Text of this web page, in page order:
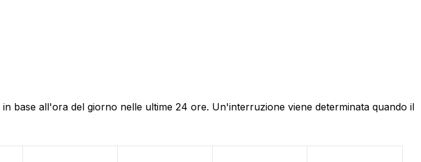
base all'ora del giorno nelle ultime 24 ore. Un'interruzione viene determinata quando il